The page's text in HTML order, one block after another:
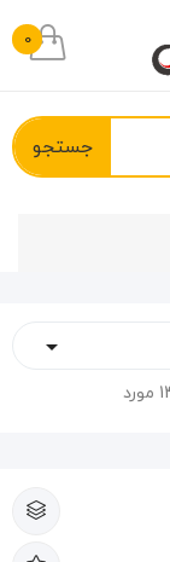
0
جستجو
